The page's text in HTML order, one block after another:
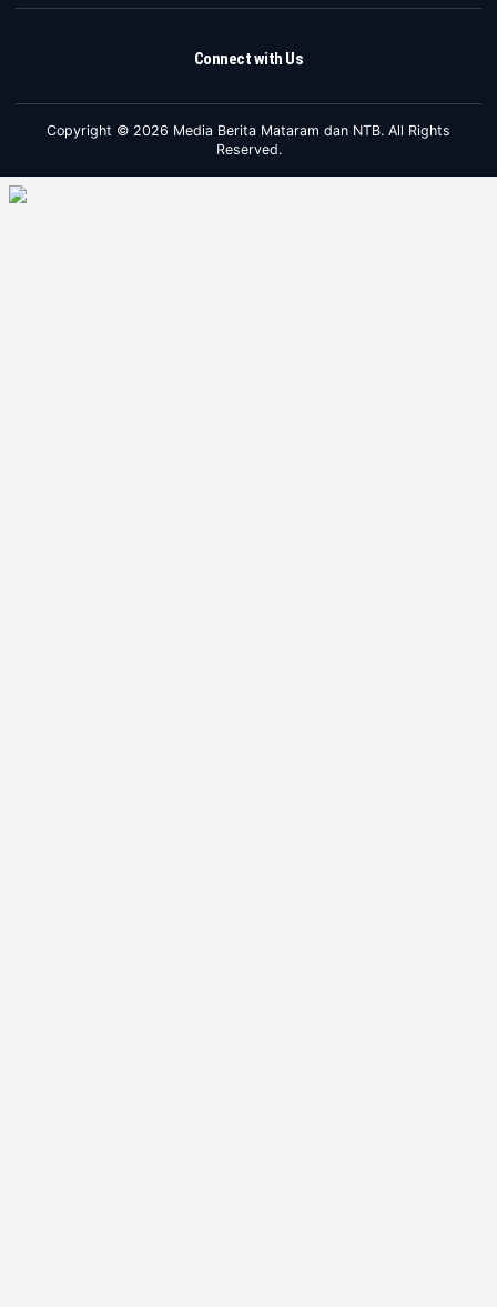
Connect with Us
Copyright © 2026 Media Berita Mataram dan NTB. All Rights
Reserved.